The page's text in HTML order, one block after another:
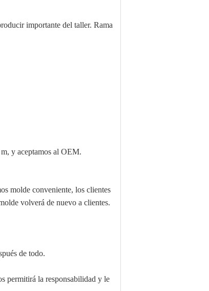
importante del taller. Rama
y aceptamos al OEM.
molde conveniente, los clientes
volverá de nuevo a clientes.
de todo.
permitirá la responsabilidad y le